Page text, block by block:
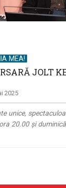
MEA!
JOLT
2025
unice,
20.00 și